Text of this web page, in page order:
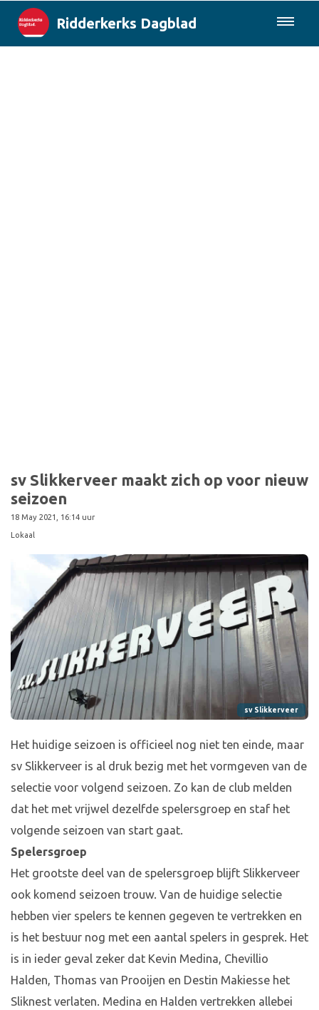
Ridderkerks Dagblad
sv Slikkerveer maakt zich op voor nieuw
seizoen
18 May 2021, 16:14 uur
Lokaal
sv Slikkerveer
Het huidige seizoen is officieel nog niet ten einde, maar
sv Slikkerveer is al druk bezig met het vormgeven van de
selectie voor volgend seizoen. Zo kan de club melden
dat het met vrijwel dezelfde spelersgroep en staf het
volgende seizoen van start gaat.
Spelersgroep
Het grootste deel van de spelersgroep blijft Slikkerveer
ook komend seizoen trouw. Van de huidige selectie
hebben vier spelers te kennen gegeven te vertrekken en
is het bestuur nog met een aantal spelers in gesprek. Het
is in ieder geval zeker dat Kevin Medina, Chevillio
Halden, Thomas van Prooijen en Destin Makiesse het
Sliknest verlaten. Medina en Halden vertrekken allebei